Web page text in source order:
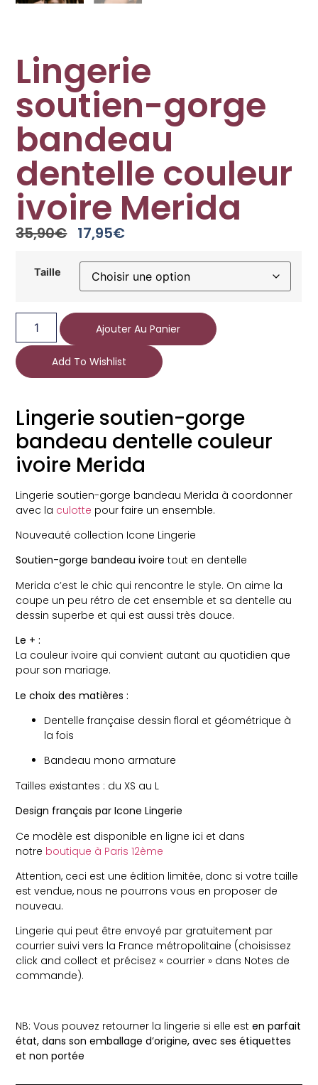
Lingerie
soutien-gorge
bandeau
dentelle couleur
ivoire Merida
35,90€ 17,95€
Taille
Ajouter Au Panier
Add To Wishlist
Lingerie soutien-gorge
bandeau dentelle couleur
ivoire Merida
Lingerie soutien-gorge bandeau Merida à coordonner
avec la culotte pour faire un ensemble.
Nouveauté collection Icone Lingerie
Soutien-gorge bandeau ivoiretout en dentelle
Merida c’est le chic qui rencontre le style. On aime la
coupe un peu rétro de cet ensemble et sa dentelle au
dessin superbe et qui est aussi très douce.
Le + :
La couleur ivoire qui convient autant au quotidien que
pour son mariage.
Le choix des matières :
Dentelle française dessin floral et géométrique à
la fois
Bandeau mono armature
Tailles existantes : du XS au L
Design français par Icone Lingerie
Ce modèle est disponible en ligne ici et dans
notre boutique à Paris 12ème
Attention, ceci est une édition limitée, donc si votre taille
est vendue, nous ne pourrons vous en proposer de
nouveau.
Lingerie qui peut être envoyé par gratuitement par
courrier suivi vers la France métropolitaine (choisissez
click and collect et précisez « courrier » dans Notes de
commande).
NB: Vous pouvez retourner la lingerie si elle esten parfait
état, dans son emballage d’origine, avec ses étiquettes
et non portée